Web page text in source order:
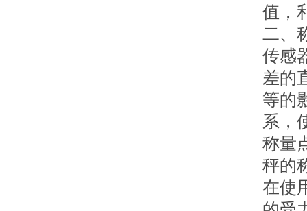
值，
二、
传感
差的
等的
系，
称量
秤的
在使